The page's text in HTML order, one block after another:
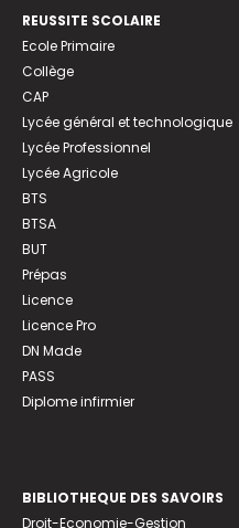
REUSSITE SCOLAIRE
Ecole Primaire
Collège
CAP
Lycée général et technologique
Lycée Professionnel
Lycée Agricole
BTS
BTSA
BUT
Prépas
Licence
Licence Pro
DN Made
PASS
Diplome infirmier
BIBLIOTHEQUE DES SAVOIRS
Droit-Economie-Gestion